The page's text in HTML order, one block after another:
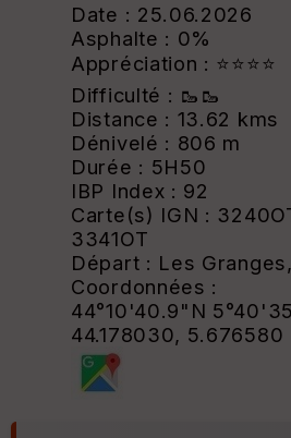
Date : 25.06.2026
Asphalte : 0%
Appréciation : ⭐⭐⭐⭐
Difficulté : 🥾🥾
Distance : 13.62 kms
Dénivelé : 806 m
Durée : 5H50
IBP Index : 92
Carte(s) IGN :
3341OT
Départ : Les
Coordonnées :
44°10'40.9"N
44.178030, 5.676580